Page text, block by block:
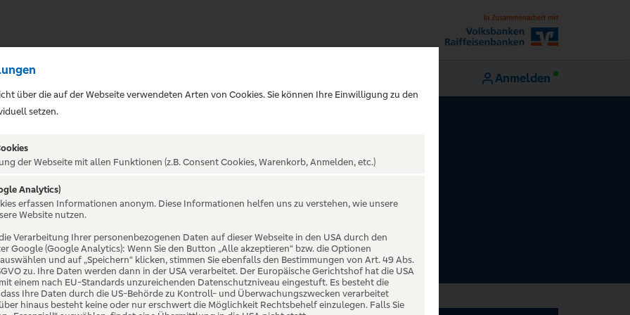
Anmelden
über die auf der Webseite verwendeten Arten von Cookies. Sie können Ihre Einwilligung zu den
setzen.
der Webseite mit allen Funktionen (z.B. Consent Cookies, Warenkorb, Anmelden, etc.)
Analytics)
erfassen Informationen anonym. Diese Informationen helfen uns zu verstehen, wie unsere
Website nutzen.
Verarbeitung Ihrer personenbezogenen Daten auf dieser Webseite in den USA durch den
Google (Google Analytics): Wenn Sie den Button „Alle akzeptieren“ bzw. die Optionen
und auf „Speichern“ klicken, stimmen Sie ebenfalls den Bestimmungen von Art. 49 Abs.
zu. Ihre Daten werden dann in der USA verarbeitet. Der Europäische Gerichtshof hat die USA
einem nach EU-Standards unzureichenden Datenschutzniveau eingestuft. Es besteht die
Ihre Daten durch die US-Behörde zu Kontroll- und Überwachungszwecken verarbeitet
hinaus besteht keine oder nur erschwert die Möglichkeit Rechtsbehelf einzulegen. Falls Sie